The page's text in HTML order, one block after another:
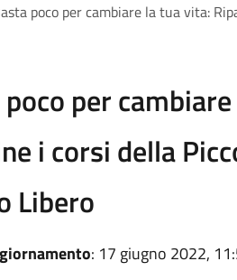
poco per cambiare la tua vita:
per
i corsi della
Libero
: 17 giugno 2022,